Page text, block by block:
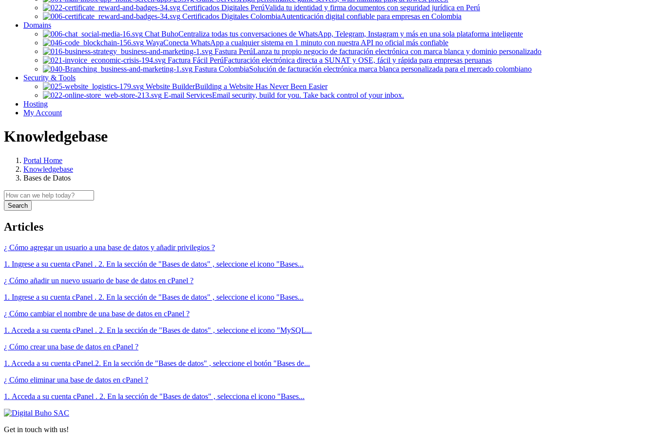
Certificados Digitales PerúValida tu identidad y firma documentos con seguridad jurídica en Perú
Certificados Digitales ColombiaAutenticación digital confiable para empresas en Colombia
Domains
Chat BuhoCentraliza todas tus conversaciones de WhatsApp, Telegram, Instagram y más en una sola plataforma inteligente
WayaConecta WhatsApp a cualquier sistema en 1 minuto con nuestra API no oficial más confiable
Fastura PerúLanza tu propio negocio de facturación electrónica con marca blanca y dominio personalizado
Factura Fácil PerúFacturación electrónica directa a SUNAT y OSE, fácil y rápida para empresas peruanas
Fastura ColombiaSolución de facturación electrónica marca blanca personalizada para el mercado colombiano
Security & Tools
Website BuilderBuilding a Website Has Never Been Easier
E-mail ServicesEmail security, build for you. Take back control of your inbox.
Hosting
My Account
Knowledgebase
Portal Home
Knowledgebase
Bases de Datos
Search
Articles
¿ Cómo agregar un usuario a una base de datos y añadir privilegios ?
1. Ingrese a su cuenta cPanel . 2. En la sección de "Bases de datos" , seleccione el icono "Bases...
¿ Cómo añadir un nuevo usuario de base de datos en cPanel ?
1. Ingrese a su cuenta cPanel . 2. En la sección de "Bases de datos" , seleccione el icono "Bases...
¿ Cómo cambiar el nombre de una base de datos en cPanel ?
1. Acceda a su cuenta cPanel . 2. En la sección de "Bases de datos" , seleccione el icono "MySQL...
¿ Cómo crear una base de datos en cPanel ?
1. Acceda a su cuenta cPanel.2. En la sección de "Bases de datos" , seleccione el botón "Bases de...
¿ Cómo eliminar una base de datos en cPanel ?
1. Acceda a su cuenta cPanel . 2. En la sección de "Bases de datos" , selecciona el icono "Bases...
Get in touch with us!